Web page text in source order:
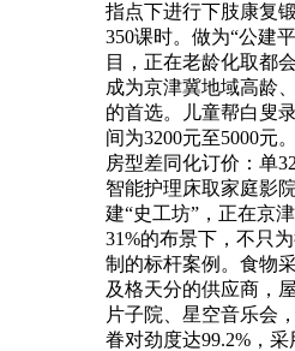
指点下进行下肢康复
350课时。做为“公建
目，正在老龄化取都
成为京津冀地域高龄
的首选。儿童帮白叟
间为3200元至5000元
房型差同化订价：单
智能护理床取家庭影
建“史工坊”，正在京
31%的布景下，不只
制的标杆案例。食物
及格天分的供应商，
片子院、星空音乐会
眷对劲度达99.2%，采